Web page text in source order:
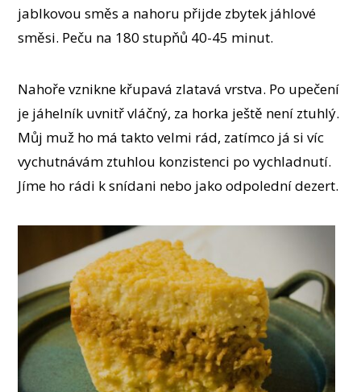
jablkovou směs a nahoru přijde zbytek jáhlové
směsi. Peču na 180 stupňů 40-45 minut.
Nahoře vznikne křupavá zlatavá vrstva. Po upečení
je jáhelník uvnitř vláčný, za horka ještě není ztuhlý.
Můj muž ho má takto velmi rád, zatímco já si víc
vychutnávám ztuhlou konzistenci po vychladnutí.
Jíme ho rádi k snídani nebo jako odpolední dezert.